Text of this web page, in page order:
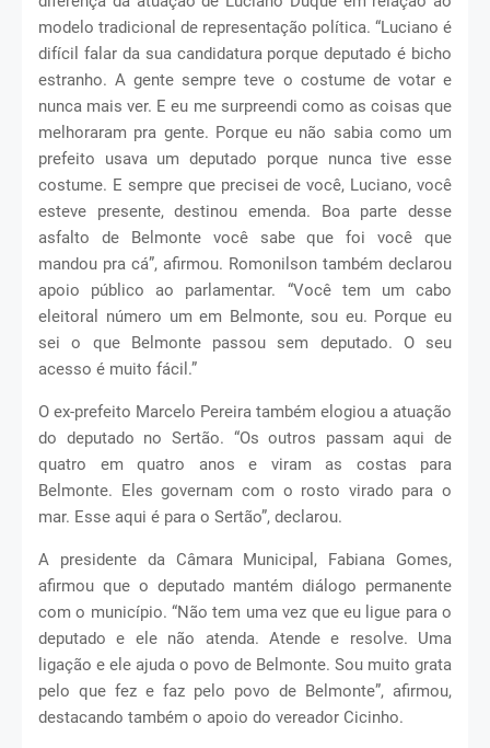
modelo tradicional de representação política. “Luciano é
difícil falar da sua candidatura porque deputado é bicho
estranho. A gente sempre teve o costume de votar e
nunca mais ver. E eu me surpreendi como as coisas que
melhoraram pra gente. Porque eu não sabia como um
prefeito usava um deputado porque nunca tive esse
costume. E sempre que precisei de você, Luciano, você
esteve presente, destinou emenda. Boa parte desse
asfalto de Belmonte você sabe que foi você que
mandou pra cá”, afirmou. Romonilson também declarou
apoio público ao parlamentar. “Você tem um cabo
eleitoral número um em Belmonte, sou eu. Porque eu
sei o que Belmonte passou sem deputado. O seu
acesso é muito fácil.”
O ex-prefeito Marcelo Pereira também elogiou a atuação
do deputado no Sertão. “Os outros passam aqui de
quatro em quatro anos e viram as costas para
Belmonte. Eles governam com o rosto virado para o
mar. Esse aqui é para o Sertão”, declarou.
A presidente da Câmara Municipal, Fabiana Gomes,
afirmou que o deputado mantém diálogo permanente
com o município. “Não tem uma vez que eu ligue para o
deputado e ele não atenda. Atende e resolve. Uma
ligação e ele ajuda o povo de Belmonte. Sou muito grata
pelo que fez e faz pelo povo de Belmonte”, afirmou,
destacando também o apoio do vereador Cicinho.